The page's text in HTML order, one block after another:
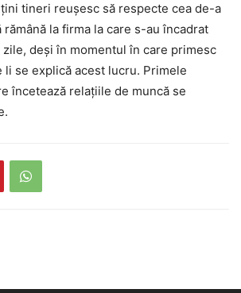
tineri reuşesc să respecte cea de-a
la firma la care s-au încadrat
zile, deşi în momentul în care primesc
li se explică acest lucru. Primele
încetează relaţiile de muncă se